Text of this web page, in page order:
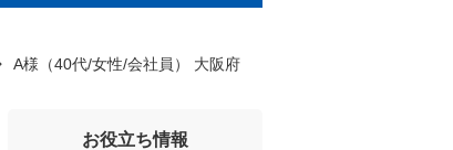
A様（40代/女性/会社員） 大阪府
お役立ち情報